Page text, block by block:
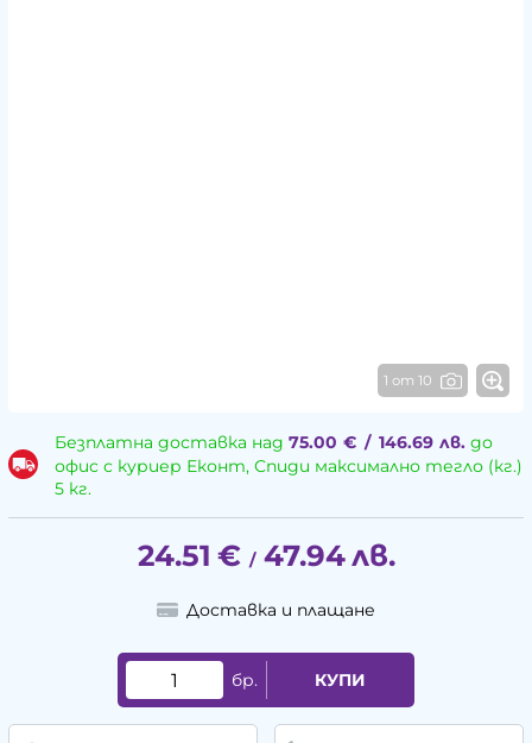
1 от 10
Безплатна доставка над 75.00 € / 146.69 лв.до
офис с куриер Еконт, Спиди максимално тегло (кг.)
5 кг.
24.51 € / 47.94лв.
Доставка и плащане
бр. КУПИ